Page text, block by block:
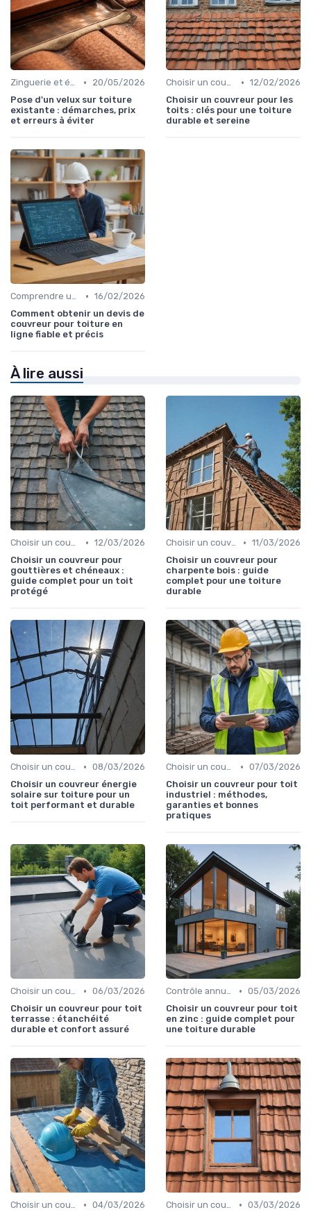
Zinguerie et évacuation des eaux •
20/05/2026
Pose d'un velux sur toiture
existante : démarches, prix
et erreurs à éviter
Choisir un couvreur • 12/02/2026
Choisir un couvreur pour les
toits : clés pour une toiture
durable et sereine
Comprendre un devis toiture • 16/02/2026
Comment obtenir un devis de
couvreur pour toiture en
ligne fiable et précis
À lire aussi
Choisir un couvreur • 12/03/2026
Choisir un couvreur pour
gouttières et chéneaux :
guide complet pour un toit
protégé
Choisir un couvreur • 11/03/2026
Choisir un couvreur pour
charpente bois : guide
complet pour une toiture
durable
Choisir un couvreur • 08/03/2026
Choisir un couvreur énergie
solaire sur toiture pour un
toit performant et durable
Choisir un couvreur • 07/03/2026
Choisir un couvreur pour toit
industriel : méthodes,
garanties et bonnes
pratiques
Choisir un couvreur • 06/03/2026
Choisir un couvreur pour toit
terrasse : étanchéité
durable et confort assuré
Contrôle annuel du toit • 05/03/2026
Choisir un couvreur pour toit
en zinc : guide complet pour
une toiture durable
Choisir un couvreur • 04/03/2026
Choisir un couvreur • 03/03/2026